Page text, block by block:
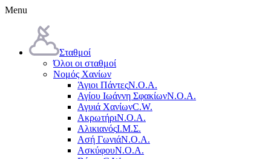
Menu
Σταθμοί
Όλοι οι σταθμοί
Νομός Χανίων
Άγιοι ΠάντεςΝ.Ο.Α.
Αγίου Ιωάννη ΣφακίωνΝ.Ο.Α.
Αγυιά ΧανίωνC.W.
ΑκρωτήριΝ.Ο.Α.
ΑλικιανόςΙ.Μ.Σ.
Ασή ΓωνιάΝ.Ο.Α.
ΑσκύφουΝ.Ο.Α.